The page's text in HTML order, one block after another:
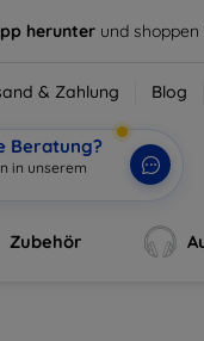
herunter und shoppen
& Zahlung Blog
Beratung?
in unserem
Zubehör